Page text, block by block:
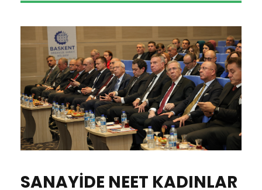
SANAYİDE NEET KADINLAR